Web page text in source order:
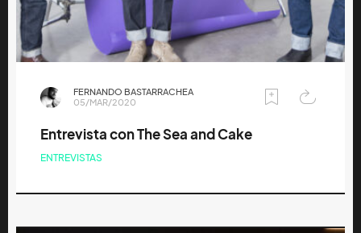
FERNANDO BASTARRACHEA
05/MAR/2020
Entrevista con The Sea and Cake
ENTREVISTAS